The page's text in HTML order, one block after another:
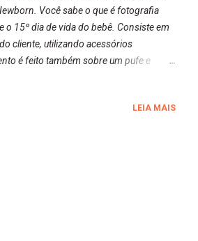
Você sabe o que é fotografia
15º dia de vida do bebê. Consiste em
cliente, utilizando acessórios
é feito também sobre um pufe e
LEIA MAIS